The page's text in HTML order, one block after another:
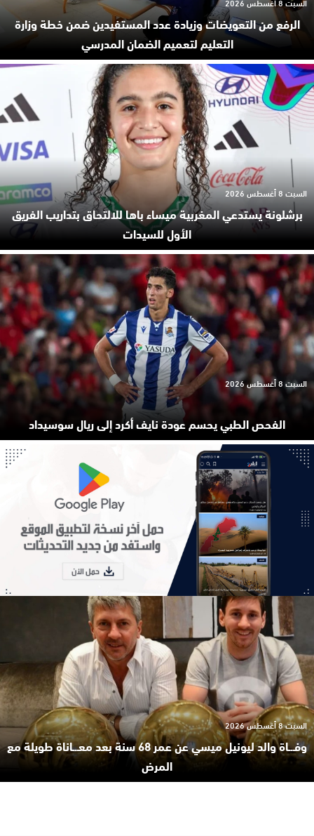
الرفع من التعويضات وزيادة عدد المستفيدين ضمن خطة وزارة
التعليم لتعميم الضمان المدرسي
برشلونة يستدعي المغربية ميساء باها للالتحاق بتداريب الفريق
الأول للسيدات
السبت 8 أغسطس 2026
الفحص الطبي يحسم عودة نايف أكرد إلى ريال سوسيداد
السبت 8 أغسطس 2026
وفـ.ـاة والد ليونيل ميسي عن عمر 68 سنة بعد معـ.ـاناة طويلة مع
المرض
السبت 8 أغسطس 2026